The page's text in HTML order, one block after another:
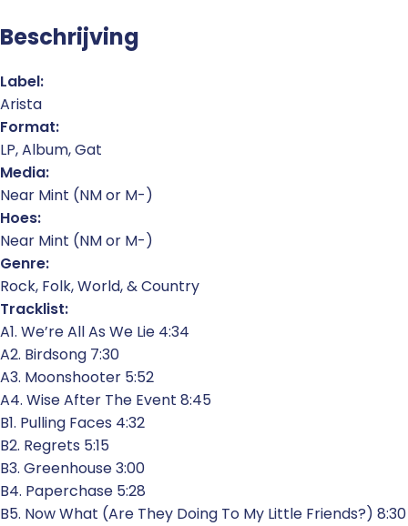
Beschrijving
Label:
Arista
Format:
LP, Album, Gat
Media:
Near Mint (NM or M-)
Hoes:
Near Mint (NM or M-)
Genre:
Rock, Folk, World, & Country
Tracklist:
A1. We’re All As We Lie 4:34
A2. Birdsong 7:30
A3. Moonshooter 5:52
A4. Wise After The Event 8:45
B1. Pulling Faces 4:32
B2. Regrets 5:15
B3. Greenhouse 3:00
B4. Paperchase 5:28
B5. Now What (Are They Doing To My Little Friends?) 8:30